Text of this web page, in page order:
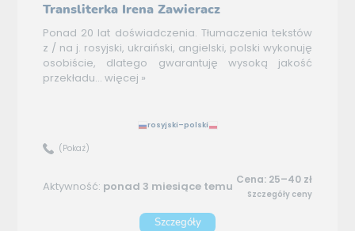
Transliterka Irena Zawieracz
Ponad 20 lat doświadczenia. Tłumaczenia tekstów
z / na j. rosyjski, ukraiński, angielski, polski wykonuję
osobiście, dlatego gwarantuję wysoką jakość
przekładu... więcej »
rosyjski–polski
(Pokaż)
Aktywność: ponad 3 miesiące temu Cena: 25–40 zł
Szczegóły ceny
Szczegóły